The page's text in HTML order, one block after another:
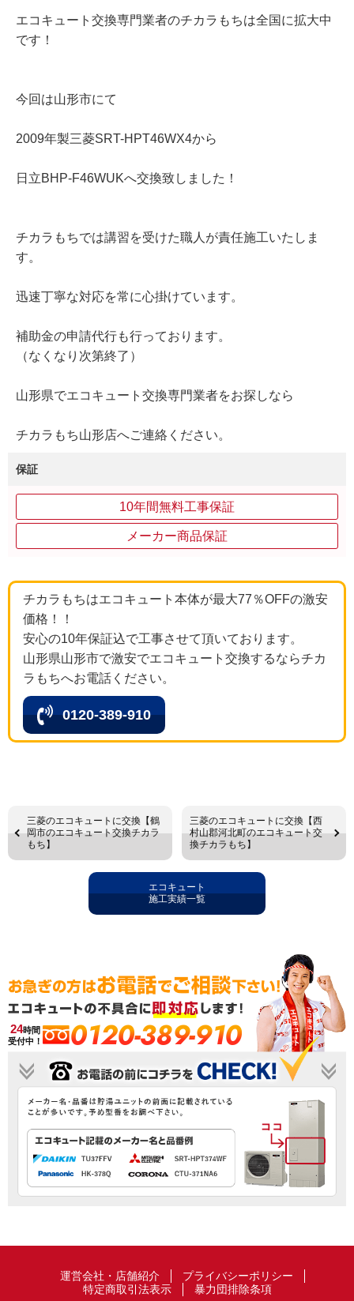
エコキュート交換専門業者のチカラもちは全国に拡大中
です！
今回は山形市にて
2009年製三菱SRT-HPT46WX4から
日立BHP-F46WUKへ交換致しました！
チカラもちでは講習を受けた職人が責任施工いたしま
す。
迅速丁寧な対応を常に心掛けています。
補助金の申請代行も行っております。
（なくなり次第終了）
山形県でエコキュート交換専門業者をお探しなら
チカラもち山形店へご連絡ください。
保証
10年間無料工事保証
メーカー商品保証
チカラもちはエコキュート本体が最大77％OFFの激安
価格！！
安心の10年保証込で工事させて頂いております。
山形県山形市で激安でエコキュート交換するならチカ
ラもちへお電話ください。
0120-389-910
三菱のエコキュートに交換【鶴
岡市のエコキュート交換チカラ
もち】
三菱のエコキュートに交換【西
村山郡河北町のエコキュート交
換チカラもち】
エコキュート
施工実績一覧
24時間
受付中！
0120-389-910
運営会社・店舗紹介
プライバシーポリシー
特定商取引法表示
暴力団排除条項